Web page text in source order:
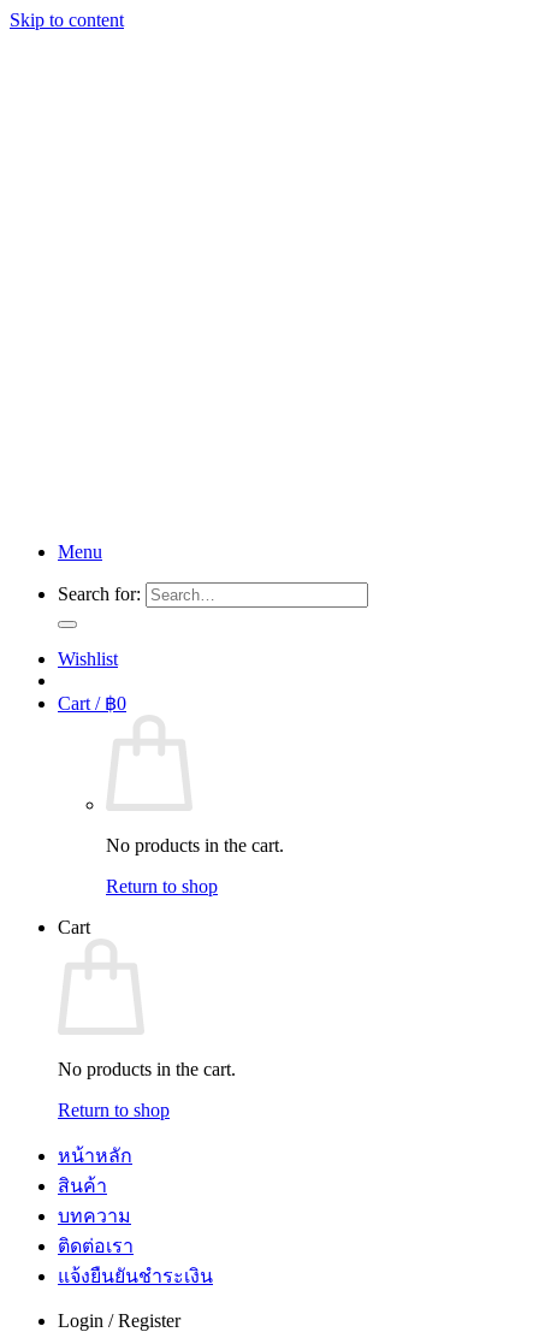
Skip to content
Menu
Search for:
Wishlist
Cart / ฿0
No products in the cart.
Return to shop
Cart
No products in the cart.
Return to shop
หน้าหลัก
สินค้า
บทความ
ติดต่อเรา
แจ้งยืนยันชำระเงิน
Login / Register